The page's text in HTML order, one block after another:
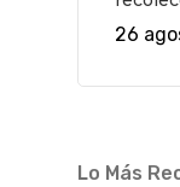
26
Lo Más